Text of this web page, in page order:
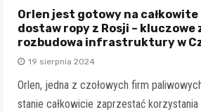
Orlen jest gotowy na całkowite
dostaw ropy z Rosji – kluczowe
rozbudowa infrastruktury w
19 sierpnia 2024
Orlen, jedna z czołowych firm
stanie całkowicie zaprzestać